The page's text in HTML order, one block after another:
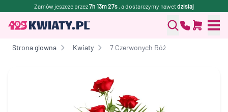
Zamów jeszcze przez7h 13m 27s , a dostarczymy nawetdzisiaj
Strona glowna Kwiaty 7 Czerwonych Róż